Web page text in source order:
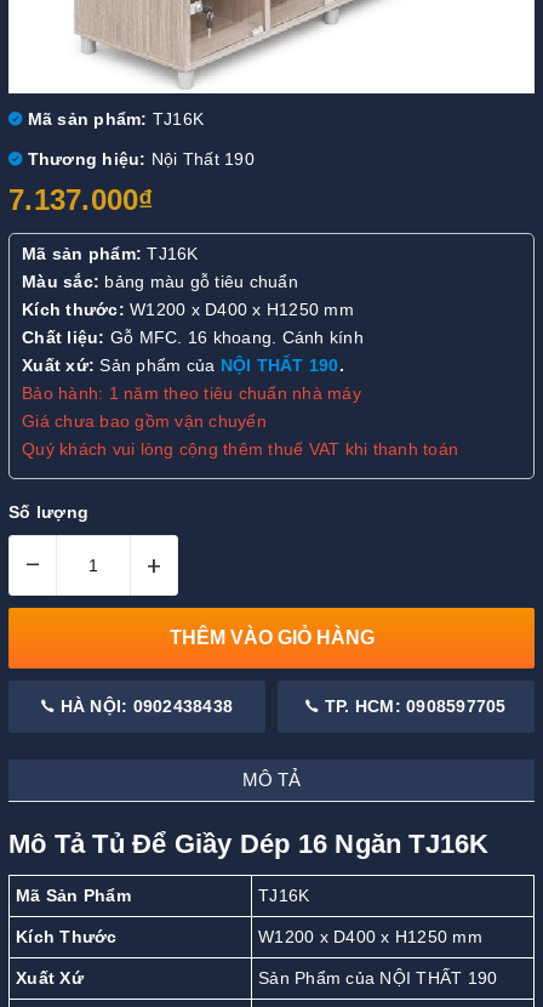
Mã sản phẩm: TJ16K
Thương hiệu: Nội Thất 190
7.137.000₫
Mã sản phẩm: TJ16K
Màu sắc: bảng màu gỗ tiêu chuẩn
Kích thước: W1200 x D400 x H1250 mm
Chất liệu: Gỗ MFC. 16 khoang. Cánh kính
Xuất xứ: Sản phẩm của NỘI THẤT 190.
Bảo hành: 1 năm theo tiêu chuẩn nhà máy
Giá chưa bao gồm vận chuyển
Quý khách vui lòng cộng thêm thuế VAT khi thanh toán
Số lượng
– +
THÊM VÀO GIỎ HÀNG
HÀ NỘI: 0902438438 TP. HCM: 0908597705
MÔ TẢ
Mô Tả Tủ Để Giầy Dép 16 Ngăn TJ16K
Mã Sản Phẩm TJ16K
Kích Thước W1200 x D400 x H1250 mm
Xuất Xứ Sản Phẩm của NỘI THẤT 190